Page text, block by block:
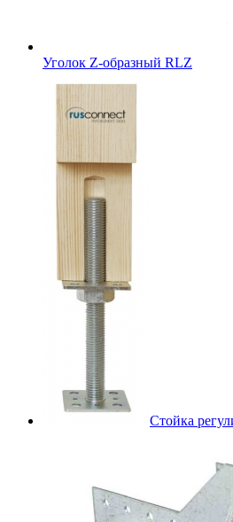
Уголок Z-образный RLZ
Стойка